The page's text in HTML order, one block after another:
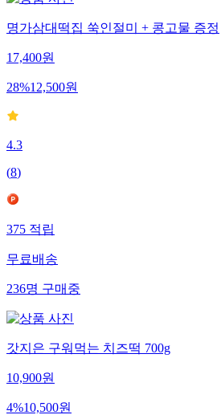
명가삼대떡집 쑥인절미 + 콩고물 증정
17,400원
28%12,500원
4.3
(8)
375적립
무료배송
236명구매중
갓지은 구워먹는 치즈떡 700g
10,900원
4%10,500원